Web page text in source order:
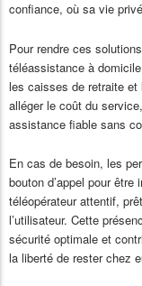
confiance, où sa vie
Pour rendre ces
téléassistance à
les caisses de retraite et
alléger le coût du
assistance fiable sans
En cas de besoin, les
bouton d’appel pour
téléopérateur attentif,
l’utilisateur. Cette
sécurité optimale et
la liberté de rester chez